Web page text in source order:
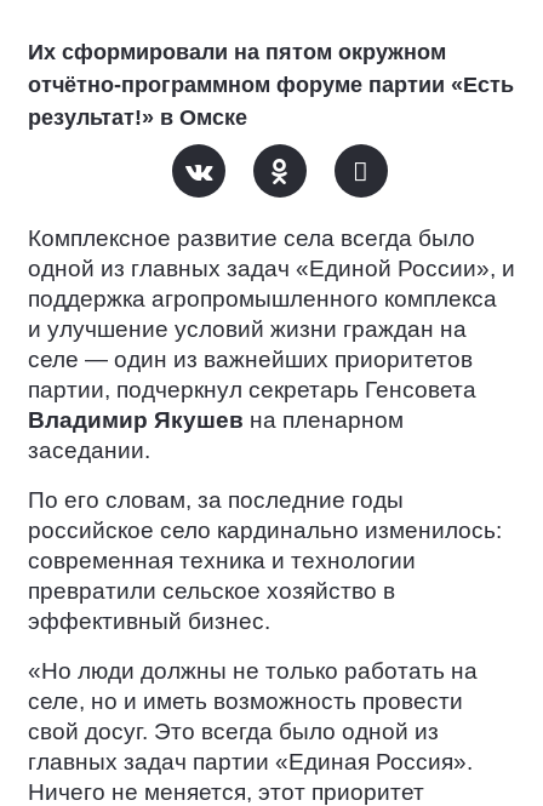
Их сформировали на пятом окружном
отчётно-программном форуме партии «Есть
результат!» в Омске
Комплексное развитие села всегда было
одной из главных задач «Единой России», и
поддержка агропромышленного комплекса
и улучшение условий жизни граждан на
селе — один из важнейших приоритетов
партии, подчеркнул секретарь Генсовета
Владимир Якушев на пленарном
заседании.
По его словам, за последние годы
российское село кардинально изменилось:
современная техника и технологии
превратили сельское хозяйство в
эффективный бизнес.
«Но люди должны не только работать на
селе, но и иметь возможность провести
свой досуг. Это всегда было одной из
главных задач партии «Единая Россия».
Ничего не меняется, этот приоритет